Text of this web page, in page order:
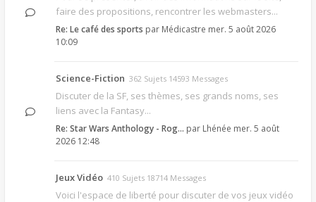
faire des propositions, rencontrer les webmasters...
Re: Le café des sports par Médicastre mer. 5 août 2026
10:09
Science-Fiction 362 Sujets 14593 Messages
Discuter de la SF, ses thèmes, ses grands noms, ses
liens avec la Fantasy...
Re: Star Wars Anthology - Rog… par Lhénée mer. 5 août
2026 12:48
Jeux Vidéo 410 Sujets 18714 Messages
Voici l'espace de liberté pour discuter de vos jeux vidéo